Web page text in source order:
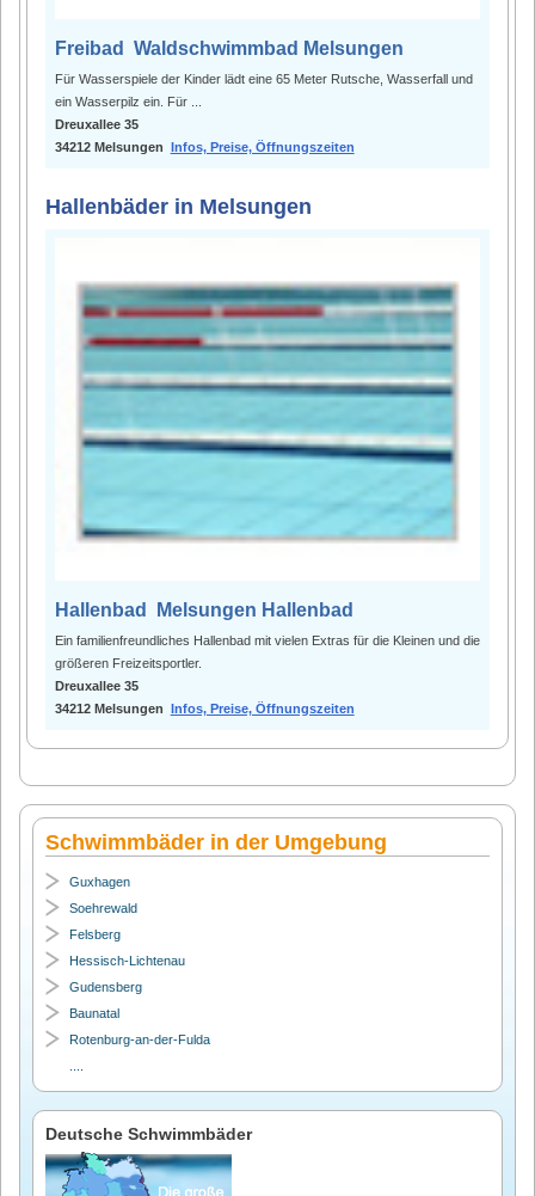
Freibad Waldschwimmbad Melsungen
Für Wasserspiele der Kinder lädt eine 65 Meter Rutsche, Wasserfall und
ein Wasserpilz ein. Für ...
Dreuxallee 35
34212 Melsungen
Infos, Preise, Öffnungszeiten
Hallenbäder in Melsungen
Hallenbad Melsungen Hallenbad
Ein familienfreundliches Hallenbad mit vielen Extras für die Kleinen und die
größeren Freizeitsportler.
Dreuxallee 35
34212 Melsungen Infos, Preise, Öffnungszeiten
Schwimmbäder in der Umgebung
Guxhagen
Soehrewald
Felsberg
Hessisch-Lichtenau
Gudensberg
Baunatal
Rotenburg-an-der-Fulda
Deutsche Schwimmbäder